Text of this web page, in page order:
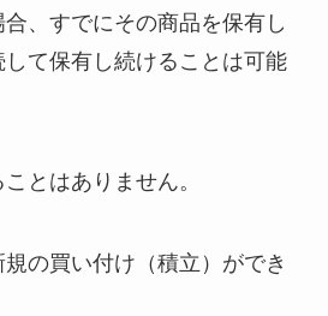
、すでにその商品を保有し
て保有し続けることは可能
とはありません。
の買い付け（積立）ができ